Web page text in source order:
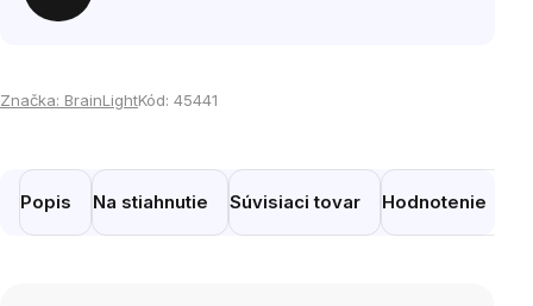
Značka: BrainLightKód: 45441
Popis Na stiahnutie Súvisiaci tovar Hodnotenie